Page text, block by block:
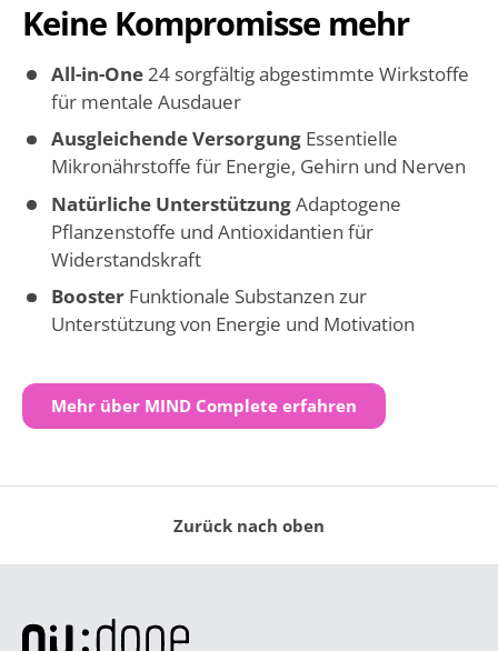
Keine Kompromisse mehr
All-in-One24 sorgfältig abgestimmte Wirkstoffe
für mentale Ausdauer
Ausgleichende Versorgung Essentielle
Mikronährstoffe für Energie, Gehirn und Nerven
Natürliche UnterstützungAdaptogene
Pflanzenstoffe und Antioxidantien für
Widerstandskraft
Booster Funktionale Substanzen zur
Unterstützung von Energie und Motivation
Mehr über MIND Complete erfahren
Zurück nach oben